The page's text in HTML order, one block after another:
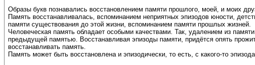
Образы букв познавались восстановлением памяти прошлого, моей, и моих
Память восстанавливалась, вспоминанием неприятных эпизодов юности,
памяти существования до этой жизни, вспоминанием памяти прошлых жизней.
Человеческая память обладает особыми качествами. Так, удалением из
предыдущей памятью. Восстанавливая эпизоды памяти, придётся опять
восстанавливать память.
Память может быть восстановлена и эпизодически, то есть, с какого-то